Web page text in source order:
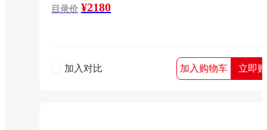
目录价 ¥2180
加入对比 加入购物车 立即